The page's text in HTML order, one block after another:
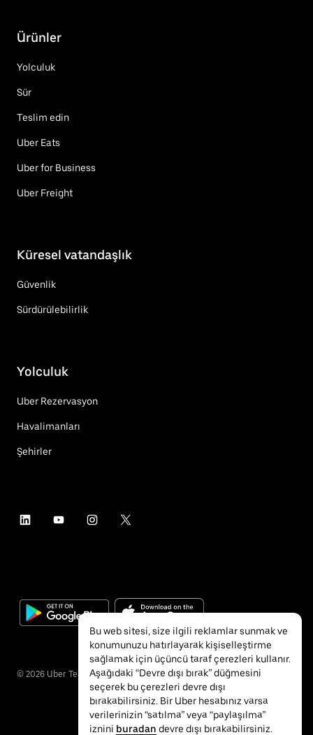
Ürünler
Yolculuk
Sür
Teslim edin
Uber Eats
Uber for Business
Uber Freight
Küresel vatandaşlık
Güvenlik
Sürdürülebilirlik
Yolculuk
Uber Rezervasyon
Havalimanları
Şehirler
© 2026 Uber Technologies Inc.
Bu web sitesi, size ilgili reklamlar sunmak ve
konumunuzu hatırlayarak kişiselleştirme
sağlamak için üçüncü taraf çerezleri kullanır.
Aşağıdaki “Devre dışı bırak” düğmesini
seçerek bu çerezleri devre dışı
bırakabilirsiniz. Bir Uber hesabınız varsa
verilerinizin “satılma” veya “paylaşılma”
iznini buradan devre dışı bırakabilirsiniz.